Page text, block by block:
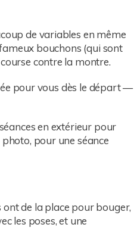
de variables en même
bouchons (qui sont
contre la montre.
pour vous dès le départ —
en extérieur pour
pour une séance
de la place pour bouger,
les poses, et une